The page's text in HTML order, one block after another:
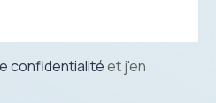
confidentialitéet j'en